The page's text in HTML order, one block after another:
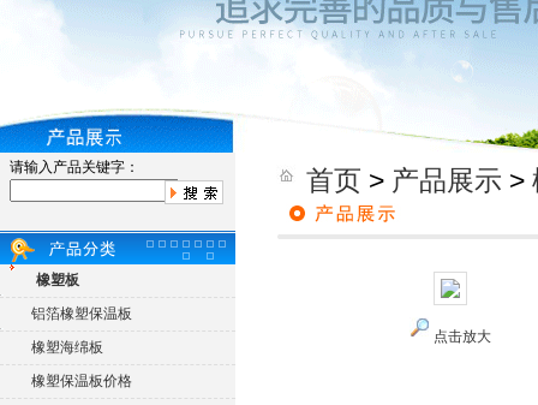
请输入产品关键字：
橡塑板
铝箔橡塑保温板
橡塑海绵板
橡塑保温板价格
首页 > 产品展示 >
点击放大